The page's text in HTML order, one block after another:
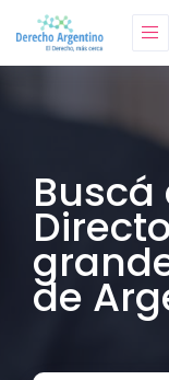
Buscá
de